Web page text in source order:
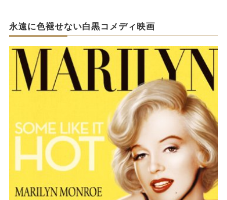
永遠に色褪せない白黒コメディ映画